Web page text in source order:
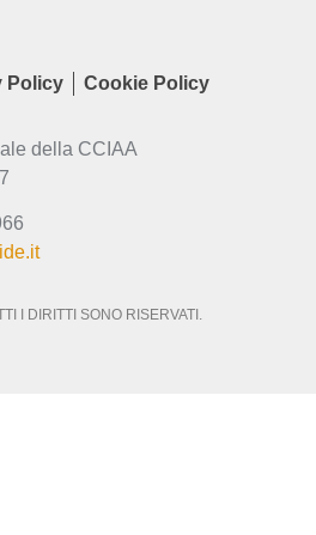
Policy Cookie Policy
della CCIAA
I DIRITTI SONO RISERVATI.